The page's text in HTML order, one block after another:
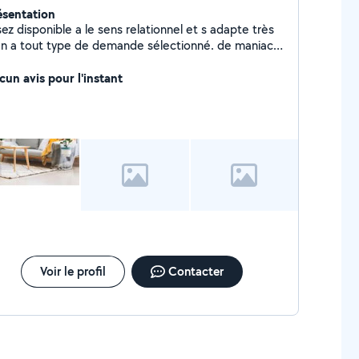
disponible a le sens relationnel et s adapte très
a tout type de demande sélectionné. de maniac a
avis pour l'instant
Voir le profil Contacter